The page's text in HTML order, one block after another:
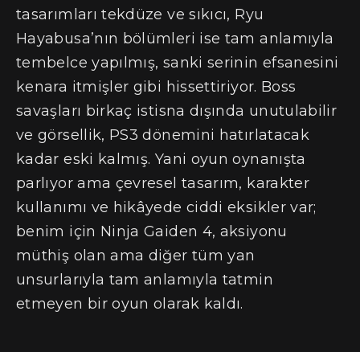
tasarımları tekdüze ve sıkıcı, Ryu
Hayabusa’nın bölümleri ise tam anlamıyla
tembelce yapılmış, sanki serinin efsanesini
kenara itmişler gibi hissettiriyor. Boss
savaşları birkaç istisna dışında unutulabilir
ve görsellik, PS3 dönemini hatırlatacak
kadar eski kalmış. Yani oyun oynanışta
parlıyor ama çevresel tasarım, karakter
kullanımı ve hikâyede ciddi eksikler var;
benim için Ninja Gaiden 4, aksiyonu
müthiş olan ama diğer tüm yan
unsurlarıyla tam anlamıyla tatmin
etmeyen bir oyun olarak kaldı.